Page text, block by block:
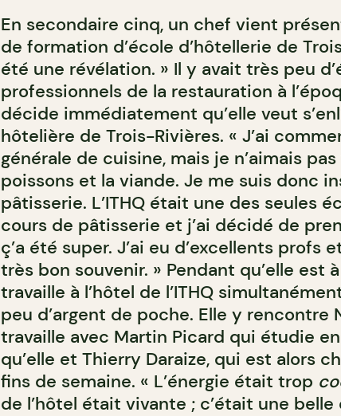
En secondaire cinq, un chef vient
de formation d’école d’hôtellerie de
été une révélation. » Il y avait très peu
professionnels de la restauration à
décide immédiatement qu’elle veut
hôtelière de Trois-Rivières. « J’ai
générale de cuisine, mais je n’aimais
poissons et la viande. Je me suis donc
pâtisserie. L’ITHQ était une des seules
cours de pâtisserie et j’ai décidé de
ç’a été super. J’ai eu d’excellents profs
très bon souvenir. » Pendant qu’elle est
travaille à l’hôtel de l’ITHQ
peu d’argent de poche. Elle y rencontre
travaille avec Martin Picard qui étudie
qu’elle et Thierry Daraize, qui est alors
fins de semaine. « L’énergie était trop
de l’hôtel était vivante ; c’était une belle